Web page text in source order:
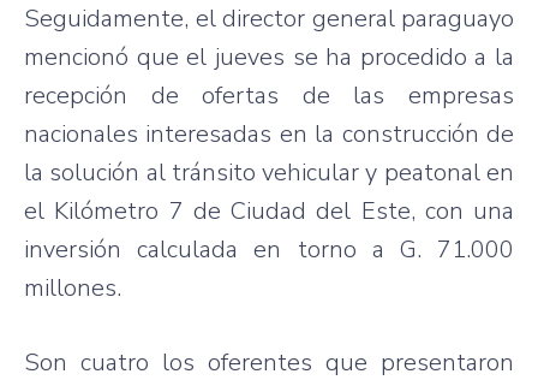
Seguidamente, el director general paraguayo
mencionó que el jueves se ha procedido a la
recepción de ofertas de las empresas
nacionales interesadas en la construcción de
la solución al tránsito vehicular y peatonal en
el Kilómetro 7 de Ciudad del Este, con una
inversión calculada en torno a G. 71.000
millones.
Son cuatro los oferentes que presentaron